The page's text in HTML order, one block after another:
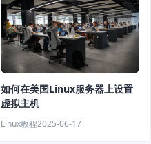
如何在美国Linux服务器上设置
虚拟主机
Linux教程2025-06-17